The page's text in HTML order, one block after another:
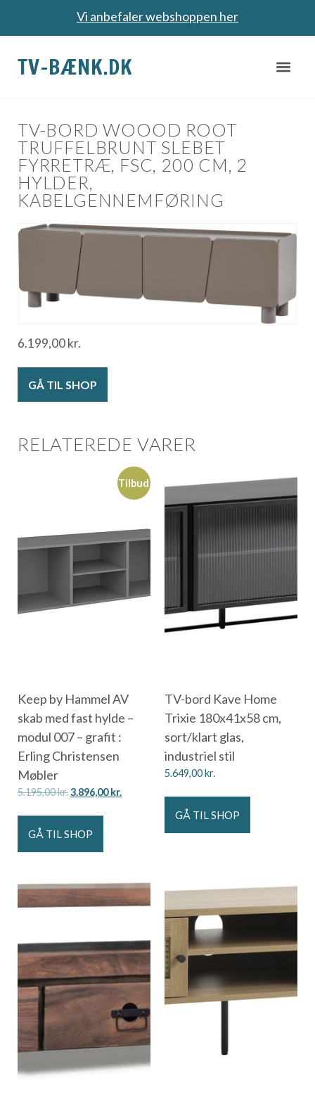
Vi anbefaler webshoppen her
TV-BÆNK.DK
TV-BORD WOOOD ROOT
TRUFFELBRUNT SLEBET
FYRRETRÆ, FSC, 200 CM, 2
HYLDER,
KABELGENNEMFØRING
6.199,00kr.
GÅ TIL SHOP
RELATEREDE VARER
Tilbud
Keep by Hammel AV
skab med fast hylde –
modul 007 – grafit :
Erling Christensen
Møbler
5.195,00kr.3.896,00kr.
GÅ TIL SHOP
TV-bord Kave Home
Trixie 180x41x58 cm,
sort/klart glas,
industriel stil
5.649,00kr.
GÅ TIL SHOP